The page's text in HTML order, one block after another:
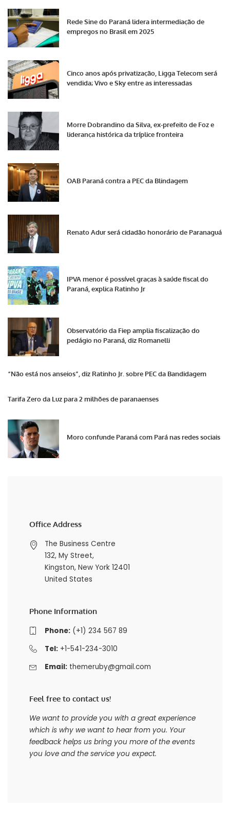
Rede Sine do Paraná lidera intermediação de
empregos no Brasil em 2025
Cinco anos após privatização, Ligga Telecom será
vendida; Vivo e Sky entre as interessadas
Morre Dobrandino da Silva, ex-prefeito de Foz e
liderança histórica da tríplice fronteira
OAB Paraná contra a PEC da Blindagem
Renato Adur será cidadão honorário de Paranaguá
IPVA menor é possível graças à saúde fiscal do
Paraná, explica Ratinho Jr
Observatório da Fiep amplia fiscalização do
pedágio no Paraná, diz Romanelli
“Não está nos anseios”, diz Ratinho Jr. sobre PEC da Bandidagem
Tarifa Zero da Luz para 2 milhões de paranaenses
Moro confunde Paraná com Pará nas redes sociais
Office Address
The Business Centre
132, My Street,
Kingston, New York 12401
United States
Phone Information
Phone:(+1) 234 567 89
Tel:+1-541-234-3010
Email: themeruby@gmail.com
Feel free to contact us!
We want to provide you with a great experience
which is why we want to hear from you. Your
feedback helps us bring you more of the events
you love and the service you expect.